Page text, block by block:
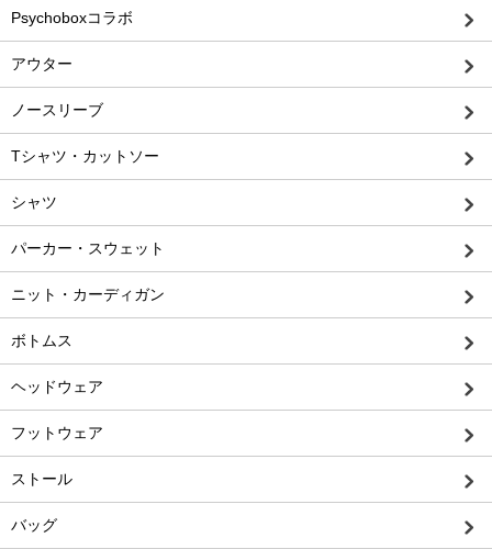
Psychoboxコラボ
アウター
ノースリーブ
Tシャツ・カットソー
シャツ
パーカー・スウェット
ニット・カーディガン
ボトムス
ヘッドウェア
フットウェア
ストール
バッグ